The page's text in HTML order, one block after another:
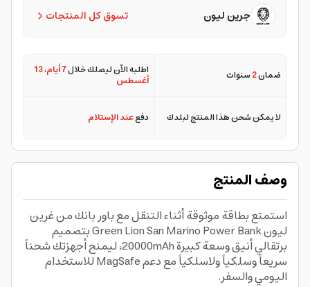
تسوق كل المنتجات جرين ليون
ضمان2سنوات اطلبه الآن ليصلك خلال7 أيام ،13
أغسطس
لا يمكن شحن هذا المنتج لبلدك دفععند الإستلام
وصف المنتج
استمتع بطاقة موثوقة أثناء التنقل مع باور بانك من غرين
ليون Green Lion San Marino Power Bank بتصميم
برتقالي أنيق وسعة كبيرة 20000mAh، ليمنح أجهزتك شحناً
سريعاً وسلكياً ولاسلكياً مع دعم MagSafe للاستخدام
اليومي والسفر.